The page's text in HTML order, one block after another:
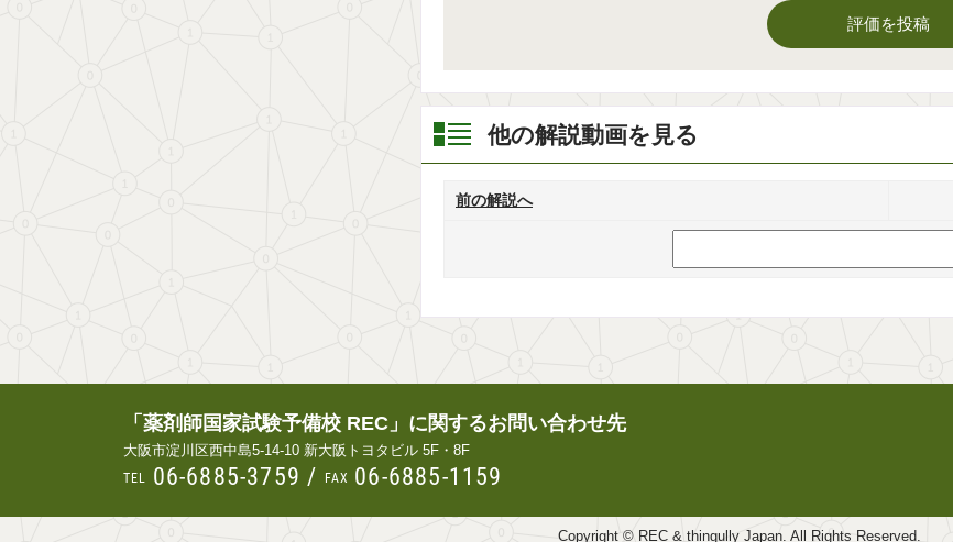
評価を投稿
他の解説動画を見る
前の解説へ
「薬剤師国家試験予備校 REC」に関するお問い合わせ先
大阪市淀川区西中島5-14-10 新大阪トヨタビル 5F・8F
TEL 06-6885-3759 / FAX 06-6885-1159
Copyright © REC & thingully Japan. All Rights Reserved.